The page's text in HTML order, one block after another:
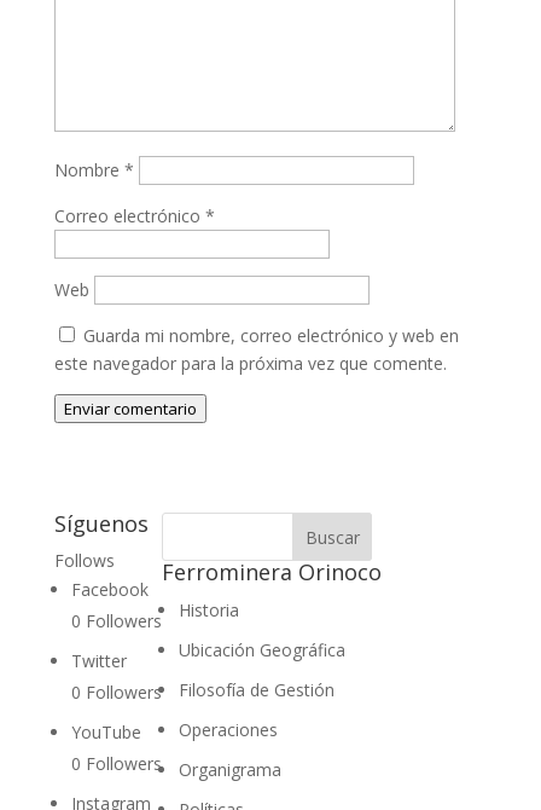
Nombre *
Correo electrónico *
Web
Guarda mi nombre, correo electrónico y web en
este navegador para la próxima vez que comente.
Enviar comentario
Síguenos
Follows
Facebook
0 Followers
Twitter
0 Followers
YouTube
0 Followers
Instagram
Ferrominera Orinoco
Historia
Ubicación Geográfica
Filosofía de Gestión
Operaciones
Organigrama